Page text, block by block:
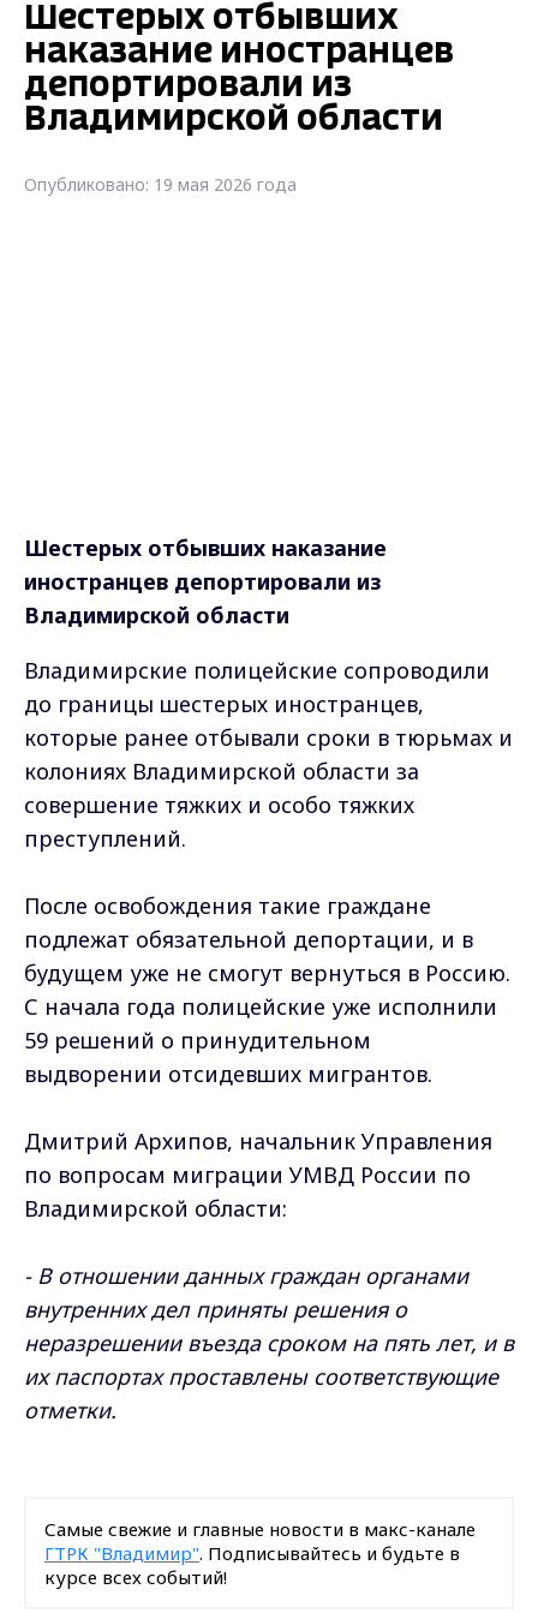
Шестерых отбывших
наказание иностранцев
депортировали из
Владимирской области
Опубликовано: 19 мая 2026 года
Шестерых отбывших наказание
иностранцев депортировали из
Владимирской области
Владимирские полицейские сопроводили
до границы шестерых иностранцев,
которые ранее отбывали сроки в тюрьмах и
колониях Владимирской области за
совершение тяжких и особо тяжких
преступлений.
После освобождения такие граждане
подлежат обязательной депортации, и в
будущем уже не смогут вернуться в Россию.
С начала года полицейские уже исполнили
59 решений о принудительном
выдворении отсидевших мигрантов.
Дмитрий Архипов, начальник Управления
по вопросам миграции УМВД России по
Владимирской области:
- В отношении данных граждан органами
внутренних дел приняты решения о
неразрешении въезда сроком на пять лет, и в
их паспортах проставлены соответствующие
отметки.
Самые свежие и главные новости в макс-канале
ГТРК "Владимир". Подписывайтесь и будьте в
курсе всех событий!